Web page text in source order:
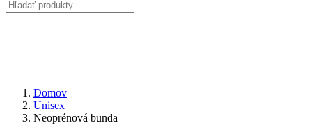
Domov
Unisex
Neoprénová bunda